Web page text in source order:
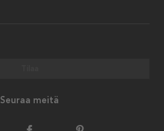
Seuraa meitä